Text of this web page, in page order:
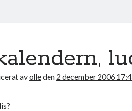
avolleden 2 december 2006